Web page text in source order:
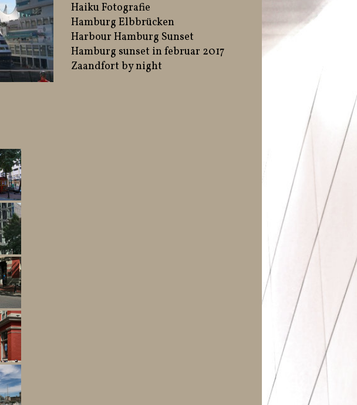
Haiku Fotografie
Hamburg Elbbrücken
Harbour Hamburg Sunset
Hamburg sunset in februar 2017
Zaandfort by night